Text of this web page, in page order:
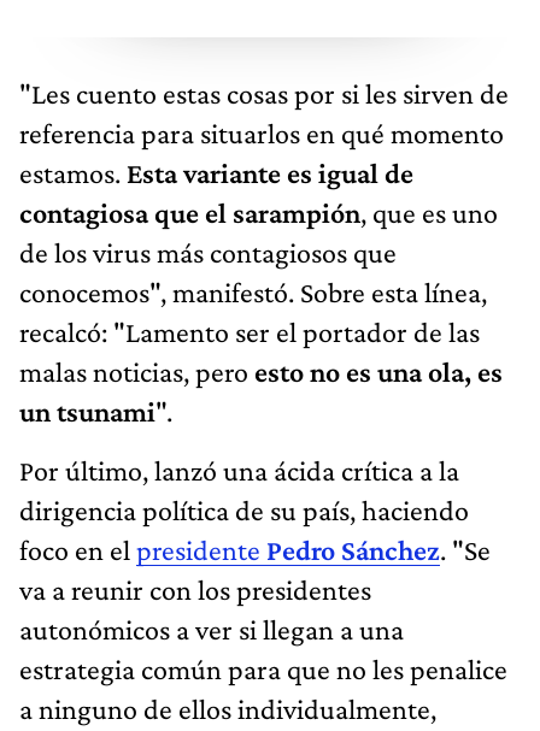
"Les cuento estas cosas por si les sirven de
referencia para situarlos en qué momento
estamos. Esta variante es igual de
contagiosa que el sarampión, que es uno
de los virus más contagiosos que
conocemos", manifestó. Sobre esta línea,
recalcó: "Lamento ser el portador de las
malas noticias, pero esto no es una ola, es
un tsunami".
Por último, lanzó una ácida crítica a la
dirigencia política de su país, haciendo
foco en el presidente Pedro Sánchez. "Se
va a reunir con los presidentes
autonómicos a ver si llegan a una
estrategia común para que no les penalice
a ninguno de ellos individualmente,